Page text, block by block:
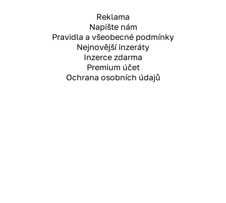
Reklama
Napište nám
Pravidla a všeobecné podmínky
Nejnovější inzeráty
Inzerce zdarma
Premium účet
Ochrana osobních údajů